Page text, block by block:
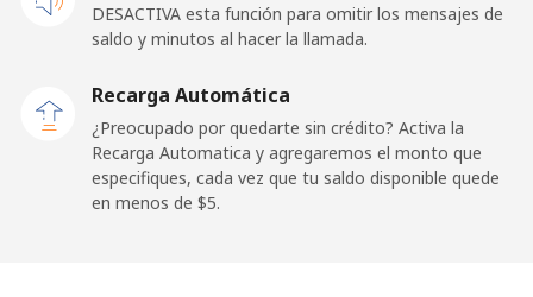
DESACTIVA esta función para omitir los mensajes de
saldo y minutos al hacer la llamada.
Recarga Automática
¿Preocupado por quedarte sin crédito? Activa la
Recarga Automatica y agregaremos el monto que
especifiques, cada vez que tu saldo disponible quede
en menos de ⁦$5⁩.